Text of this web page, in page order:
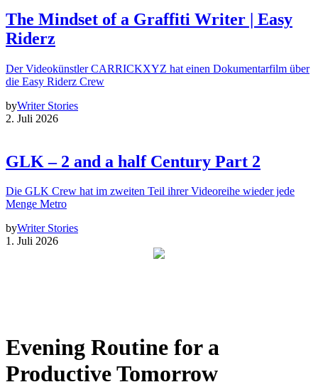
The Mindset of a Graffiti Writer | Easy
Riderz
Der Videokünstler CARRICKXYZ hat einen Dokumentarfilm über
die Easy Riderz Crew
byWriter Stories
2. Juli 2026
GLK – 2 and a half Century Part 2
Die GLK Crew hat im zweiten Teil ihrer Videoreihe wieder jede
Menge Metro
byWriter Stories
1. Juli 2026
Evening Routine for a
Productive Tomorrow